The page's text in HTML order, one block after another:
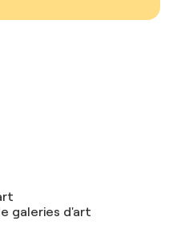
galeries d'art